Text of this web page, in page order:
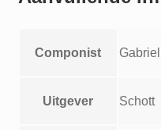
Componist
Uitgever Schott